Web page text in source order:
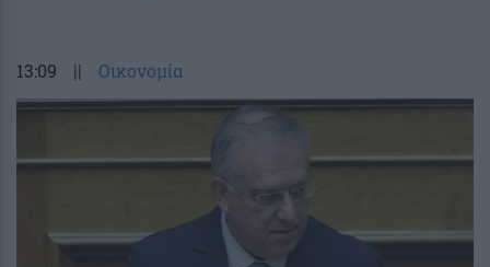
13:09 || Οικονομία